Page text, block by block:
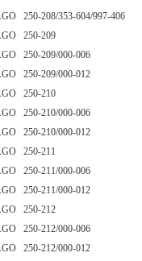
250-208/353-604/997-406
250-209
250-209/000-006
250-209/000-012
250-210
250-210/000-006
250-210/000-012
250-211
250-211/000-006
250-211/000-012
250-212
250-212/000-006
250-212/000-012